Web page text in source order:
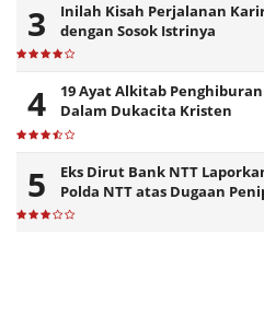
Inilah Kisah Perjalanan
dengan Sosok Istrinya
19 Ayat Alkitab
Dalam Dukacita Kristen
Eks Dirut Bank NTT
Polda NTT atas Dugaan